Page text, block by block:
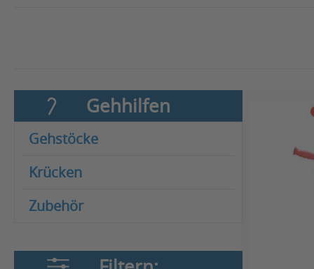
Gehhilfen
Gehstöcke
Krücken
Zubehör